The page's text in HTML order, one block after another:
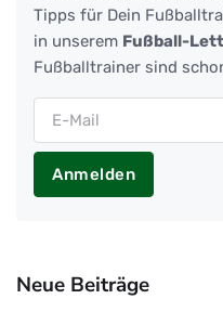
Tipps für Dein
in unserem Fußball-
Fußballtrainer sind
Anmelden
Neue Beiträge